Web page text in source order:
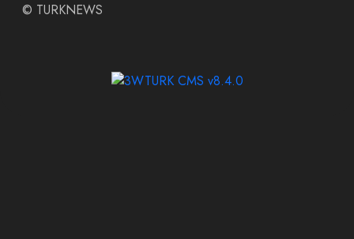
© TURKNEWS